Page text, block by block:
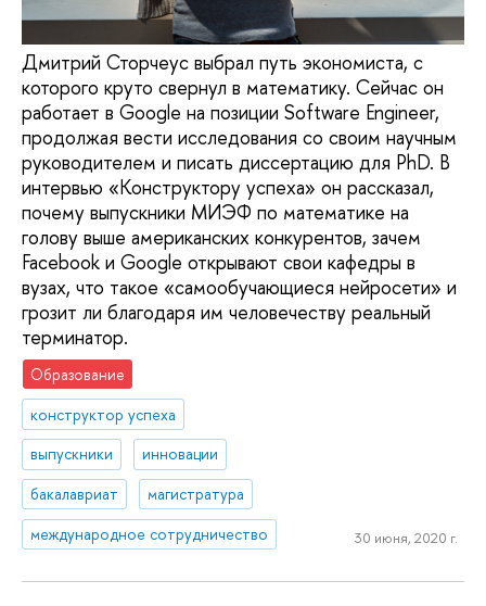
Дмитрий Сторчеус выбрал путь экономиста, с
которого круто свернул в математику. Сейчас он
работает в Google на позиции Software Engineer,
продолжая вести исследования со своим научным
руководителем и писать диссертацию для PhD. В
интервью «Конструктору успеха» он рассказал,
почему выпускники МИЭФ по математике на
голову выше американских конкурентов, зачем
Facebook и Google открывают свои кафедры в
вузах, что такое «самообучающиеся нейросети» и
грозит ли благодаря им человечеству реальный
терминатор.
Образование
конструктор успеха
выпускники
инновации
бакалавриат
магистратура
международное сотрудничество
30 июня, 2020 г.